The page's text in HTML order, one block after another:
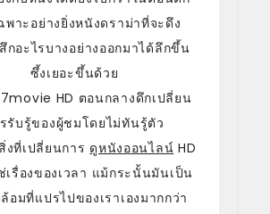
พาะอย่างยิ่งหนังดราม่าที่จะดึง
กอะไรบางอย่างออกมาได้ลึกขึ้น
ซึ้งเยอะขึ้นด้วย
HD ตอนกลางดึกเปลี่ยน
รับรู้ของผู้ชมโดยไม่ทันรู้ตัว
งที่เปลี่ยนการ ดูหนังออนไลน์ HD
รื่องของเวลา แม้กระนั้นมันเป็น
อมที่แปรไปของเราเองมากกว่า